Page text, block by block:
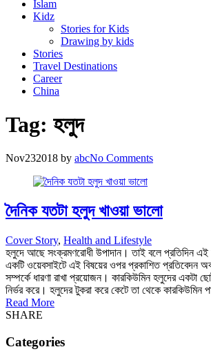
Islam
Kidz
Stories for Kids
Drawing by kids
Stories
Travel Destinations
Career
China
Tag: হলুদ
Nov232018 by abcNo Comments
দৈনিক যতটা হলুদ খাওয়া ভালো
Cover Story, Health and Lifestyle
হলুদে আছে সংক্রমণরোধী উপাদান। তাই বলে প্রতিদিন এই
একটি ওয়েবসাইটে এই বিষয়ের ওপর প্রকাশিত প্রতিবেদন
সম্পর্কে ধারণা রাখা প্রয়োজন। কারকিউমিন হলুদের
নির্ভর করে। হলুদের টুকরা করে কেটে তা থেকে
Read More
SHARE
Categories